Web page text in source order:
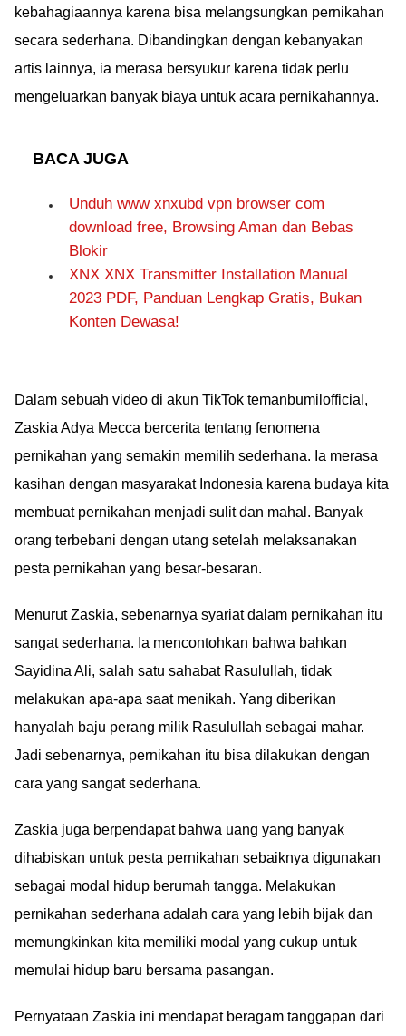
kebahagiaannya karena bisa melangsungkan pernikahan
secara sederhana. Dibandingkan dengan kebanyakan
artis lainnya, ia merasa bersyukur karena tidak perlu
mengeluarkan banyak biaya untuk acara pernikahannya.
BACA JUGA
Unduh www xnxubd vpn browser com
download free, Browsing Aman dan Bebas
Blokir
XNX XNX Transmitter Installation Manual
2023 PDF, Panduan Lengkap Gratis, Bukan
Konten Dewasa!
Dalam sebuah video di akun TikTok temanbumilofficial,
Zaskia Adya Mecca bercerita tentang fenomena
pernikahan yang semakin memilih sederhana. Ia merasa
kasihan dengan masyarakat Indonesia karena budaya kita
membuat pernikahan menjadi sulit dan mahal. Banyak
orang terbebani dengan utang setelah melaksanakan
pesta pernikahan yang besar-besaran.
Menurut Zaskia, sebenarnya syariat dalam pernikahan itu
sangat sederhana. Ia mencontohkan bahwa bahkan
Sayidina Ali, salah satu sahabat Rasulullah, tidak
melakukan apa-apa saat menikah. Yang diberikan
hanyalah baju perang milik Rasulullah sebagai mahar.
Jadi sebenarnya, pernikahan itu bisa dilakukan dengan
cara yang sangat sederhana.
Zaskia juga berpendapat bahwa uang yang banyak
dihabiskan untuk pesta pernikahan sebaiknya digunakan
sebagai modal hidup berumah tangga. Melakukan
pernikahan sederhana adalah cara yang lebih bijak dan
memungkinkan kita memiliki modal yang cukup untuk
memulai hidup baru bersama pasangan.
Pernyataan Zaskia ini mendapat beragam tanggapan dari